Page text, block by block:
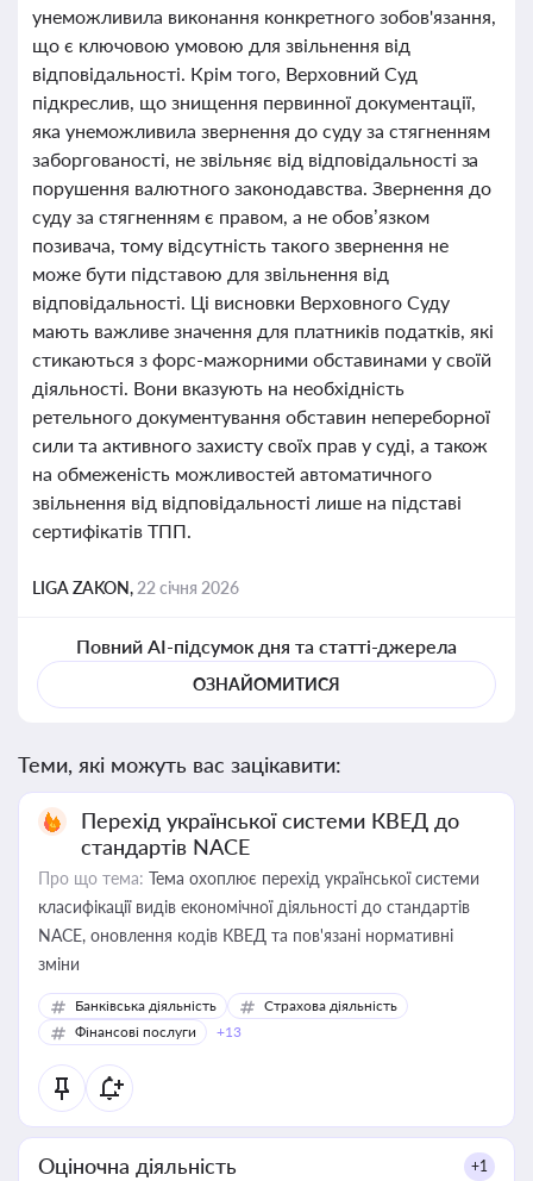
унеможливила виконання конкретного зобов'язання,
що є ключовою умовою для звільнення від
відповідальності. Крім того, Верховний Суд
підкреслив, що знищення первинної документації,
яка унеможливила звернення до суду за стягненням
заборгованості, не звільняє від відповідальності за
порушення валютного законодавства. Звернення до
суду за стягненням є правом, а не обов’язком
позивача, тому відсутність такого звернення не
може бути підставою для звільнення від
відповідальності. Ці висновки Верховного Суду
мають важливе значення для платників податків, які
стикаються з форс-мажорними обставинами у своїй
діяльності. Вони вказують на необхідність
ретельного документування обставин непереборної
сили та активного захисту своїх прав у суді, а також
на обмеженість можливостей автоматичного
звільнення від відповідальності лише на підставі
сертифікатів ТПП.
LIGA ZAKON, 22 січня 2026
Повний AI-підсумок дня та статті-джерела
ОЗНАЙОМИТИСЯ
Теми, які можуть вас зацікавити:
Перехід української системи КВЕД до
стандартів NACE
Про що тема: Тема охоплює перехід української системи
класифікації видів економічної діяльності до стандартів
NACE, оновлення кодів КВЕД та пов'язані нормативні
зміни
Банківська діяльність
Страхова діяльність
Фінансові послуги
+13
Оціночна діяльність +1